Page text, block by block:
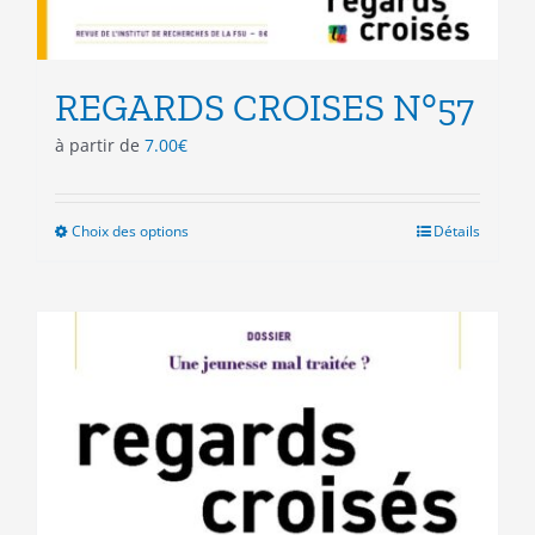
REGARDS CROISES N°57
à partir de 7.00€
Choix des optionsCe
variations.
Les
être
choisies
sur
Détails